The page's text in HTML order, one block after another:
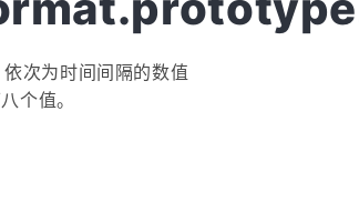
次为时间间隔的数值
个值。